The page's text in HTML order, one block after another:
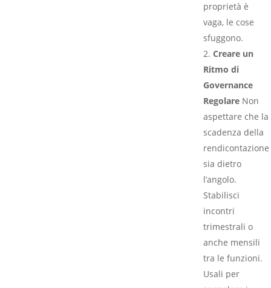
proprietà è
vaga, le cose
sfuggono.
Creare un
Ritmo di
Governance
Regolare Non
aspettare che la
scadenza della
rendicontazione
sia dietro
l’angolo.
Stabilisci
incontri
trimestrali o
anche mensili
tra le funzioni.
Usali per